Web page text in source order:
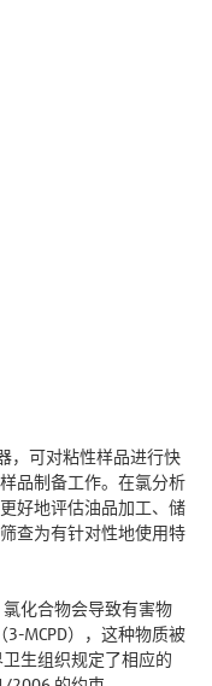
，可对粘性样品进行快
品制备工作。在氯分析
好地评估油品加工、储
查为有针对性地使用特
化合物会导致有害物
MCPD），这种物质被
生组织规定了相应的